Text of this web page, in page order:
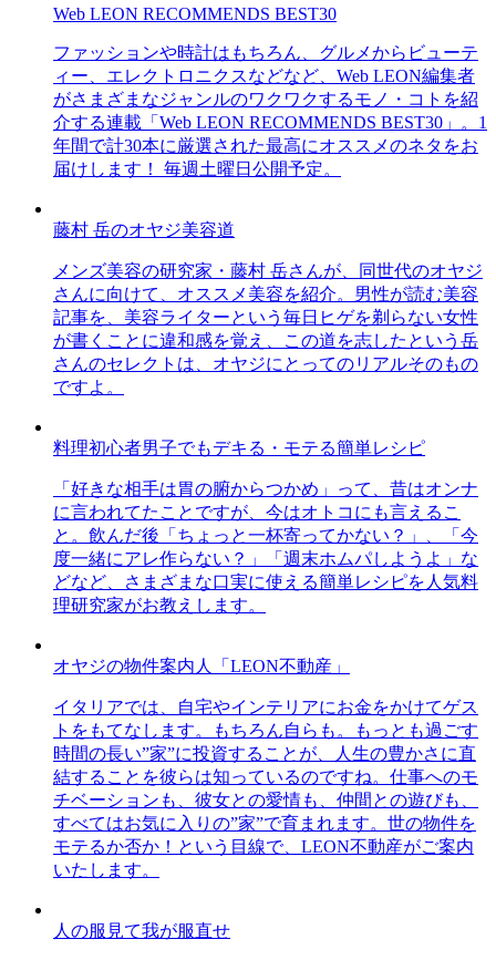
Web LEON RECOMMENDS BEST30
ファッションや時計はもちろん、グルメからビューテ
ィー、エレクトロニクスなどなど、Web LEON編集者
がさまざまなジャンルのワクワクするモノ・コトを紹
介する連載「Web LEON RECOMMENDS BEST30」。1
年間で計30本に厳選された最高にオススメのネタをお
届けします！ 毎週土曜日公開予定。
藤村 岳のオヤジ美容道
メンズ美容の研究家・藤村 岳さんが、同世代のオヤジ
さんに向けて、オススメ美容を紹介。男性が読む美容
記事を、美容ライターという毎日ヒゲを剃らない女性
が書くことに違和感を覚え、この道を志したという岳
さんのセレクトは、オヤジにとってのリアルそのもの
ですよ。
料理初心者男子でもデキる・モテる簡単レシピ
「好きな相手は胃の腑からつかめ」って、昔はオンナ
に言われてたことですが、今はオトコにも言えるこ
と。飲んだ後「ちょっと一杯寄ってかない？」、「今
度一緒にアレ作らない？」「週末ホムパしようよ」な
どなど、さまざまな口実に使える簡単レシピを人気料
理研究家がお教えします。
オヤジの物件案内人「LEON不動産」
イタリアでは、自宅やインテリアにお金をかけてゲス
トをもてなします。もちろん自らも。もっとも過ごす
時間の長い”家”に投資することが、人生の豊かさに直
結することを彼らは知っているのですね。仕事へのモ
チベーションも、彼女との愛情も、仲間との遊びも、
すべてはお気に入りの”家”で育まれます。世の物件を
モテるか否か！という目線で、LEON不動産がご案内
いたします。
人の服見て我が服直せ